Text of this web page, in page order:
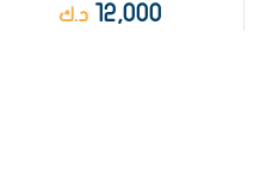
12,000 د.ك